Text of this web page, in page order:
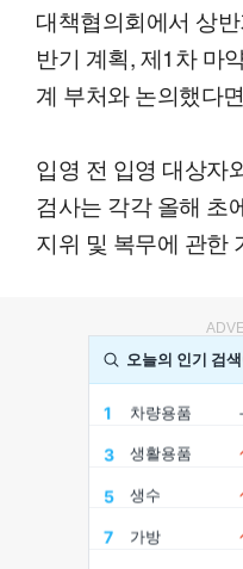
대책협의회에서 상
반기 계획, 제1차 마
계 부처와 논의했다
입영 전 입영 대상자
검사는 각각 올해 초
지위 및 복무에 관한